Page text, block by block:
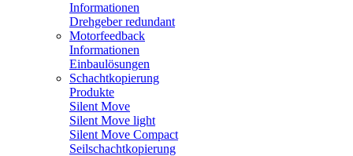
Informationen
Drehgeber redundant
Motorfeedback
Informationen
Einbaulösungen
Schachtkopierung
Produkte
Silent Move
Silent Move light
Silent Move Compact
Seilschachtkopierung